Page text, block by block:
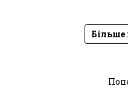
Більше